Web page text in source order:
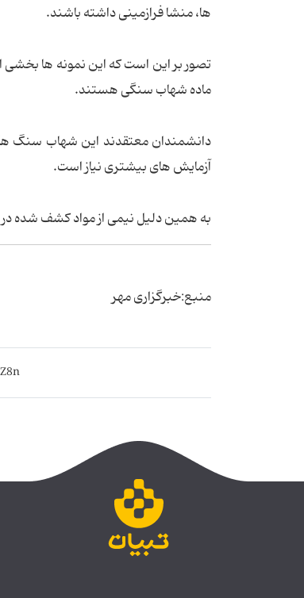
ها، منشا فرازمینی داشته باشند.
ماده شهاب سنگی هستند.
آزمایش های بیشتری نیاز است.
به همین دلیل نیمی از مواد کشف شده
منبع:خبرگزاری مهر